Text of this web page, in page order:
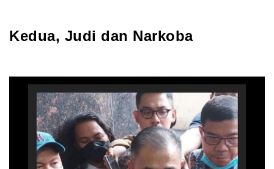
Kedua, Judi dan Narkoba